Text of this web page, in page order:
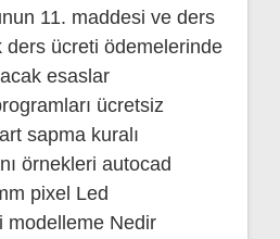
11. maddesi ve ders
ders ücreti ödemelerinde
esaslar
ücretsiz
sapma kuralı
örnekleri autocad
pixel Led
modelleme Nedir